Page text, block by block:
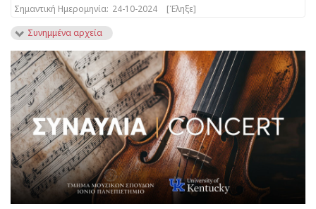
Σημαντική Ημερομηνία: 24-10-2024
[Έληξε]
Συνημμένα αρχεία